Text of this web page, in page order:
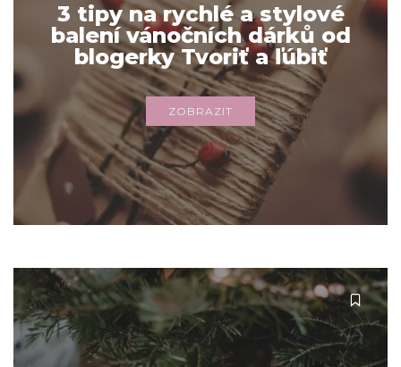
3 tipy na rychlé a stylové
balení vánočních dárků od
blogerky Tvoriť a ľúbiť
ZOBRAZIT